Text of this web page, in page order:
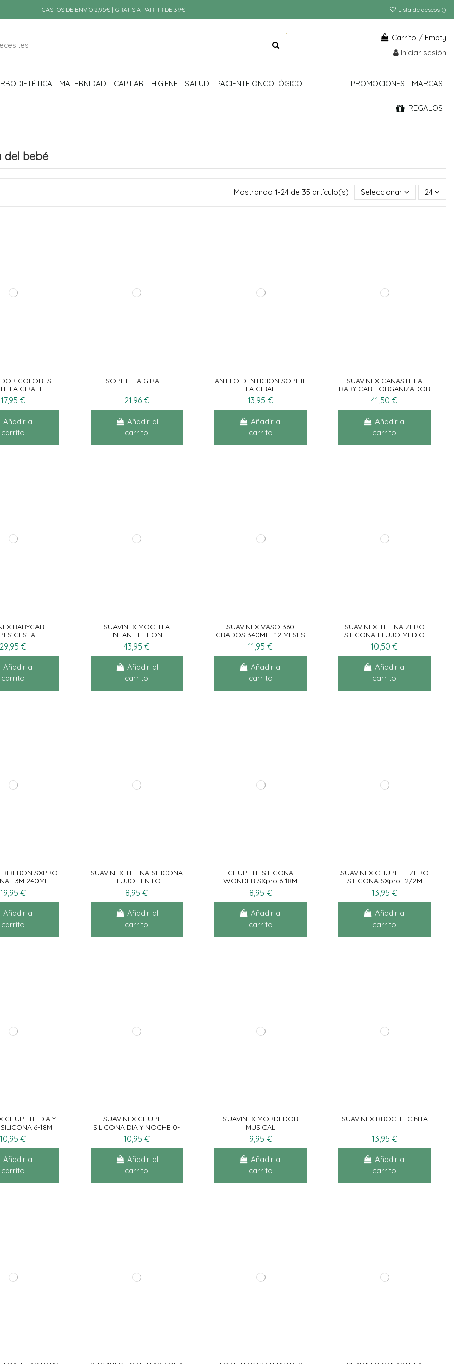
GASTOS DE ENVÍO 2,95€ | GRATIS A PARTIR DE 39€ Lista de deseos ()
Carrito / Empty
Iniciar sesión
MATERNIDAD CAPILAR HIGIENE SALUD PACIENTE ONCOLÓGICO MARCAS
PROMOCIONES
REGALOS
del bebé
Mostrando 1-24 de 35 artículo(s) Seleccionar 24
COLORES
LA GIRAFE
17,95 €
Añadir al
carrito
SOPHIE LA GIRAFE
21,96 €
Añadir al
carrito
ANILLO DENTICION SOPHIE
LA GIRAF
13,95 €
Añadir al
carrito
SUAVINEX CANASTILLA
BABY CARE ORGANIZADOR
41,50 €
Añadir al
carrito
BABYCARE
CESTA
29,95 €
Añadir al
carrito
SUAVINEX MOCHILA
INFANTIL LEON
43,95 €
Añadir al
carrito
SUAVINEX VASO 360
GRADOS 340ML +12 MESES
11,95 €
Añadir al
carrito
SUAVINEX TETINA ZERO
SILICONA FLUJO MEDIO
10,50 €
Añadir al
carrito
BIBERON SXPRO
+3M 240ML
19,95 €
Añadir al
carrito
SUAVINEX TETINA SILICONA
FLUJO LENTO
8,95 €
Añadir al
carrito
CHUPETE SILICONA
WONDER SXpro 6-18M
8,95 €
Añadir al
carrito
SUAVINEX CHUPETE ZERO
SILICONA SXpro -2/2M
13,95 €
Añadir al
carrito
CHUPETE DIA Y
6-18M
10,95 €
Añadir al
carrito
SUAVINEX CHUPETE
SILICONA DIA Y NOCHE 0-
6M
10,95 €
Añadir al
carrito
SUAVINEX MORDEDOR
MUSICAL
9,95 €
Añadir al
carrito
SUAVINEX BROCHE CINTA
13,95 €
Añadir al
carrito